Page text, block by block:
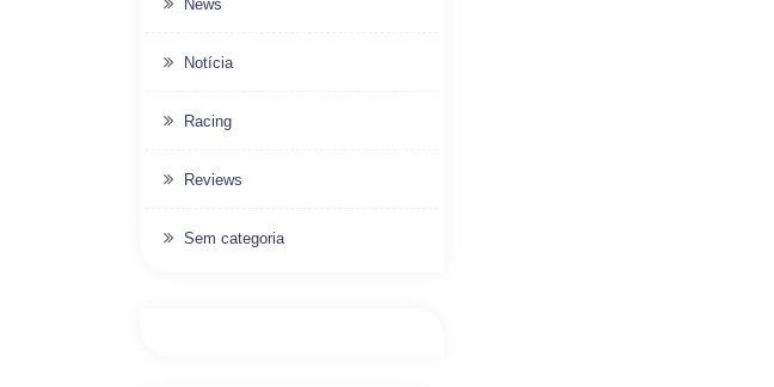
News
Notícia
Racing
Reviews
Sem categoria